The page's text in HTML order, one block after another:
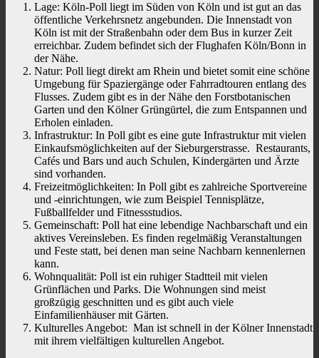
Lage: Köln-Poll liegt im Süden von Köln und ist gut an das
öffentliche Verkehrsnetz angebunden. Die Innenstadt von
Köln ist mit der Straßenbahn oder dem Bus in kurzer Zeit
erreichbar. Zudem befindet sich der Flughafen Köln/Bonn in
der Nähe.
Natur: Poll liegt direkt am Rhein und bietet somit eine schöne
Umgebung für Spaziergänge oder Fahrradtouren entlang des
Flusses. Zudem gibt es in der Nähe den Forstbotanischen
Garten und den Kölner Grüngürtel, die zum Entspannen und
Erholen einladen.
Infrastruktur: In Poll gibt es eine gute Infrastruktur mit vielen
Einkaufsmöglichkeiten auf der Sieburgerstrasse. Restaurants,
Cafés und Bars und auch Schulen, Kindergärten und Ärzte
sind vorhanden.
Freizeitmöglichkeiten: In Poll gibt es zahlreiche Sportvereine
und -einrichtungen, wie zum Beispiel Tennisplätze,
Fußballfelder und Fitnessstudios.
Gemeinschaft: Poll hat eine lebendige Nachbarschaft und ein
aktives Vereinsleben. Es finden regelmäßig Veranstaltungen
und Feste statt, bei denen man seine Nachbarn kennenlernen
kann.
Wohnqualität: Poll ist ein ruhiger Stadtteil mit vielen
Grünflächen und Parks. Die Wohnungen sind meist
großzügig geschnitten und es gibt auch viele
Einfamilienhäuser mit Gärten.
Kulturelles Angebot: Man ist schnell in der Kölner Innenstadt
mit ihrem vielfältigen kulturellen Angebot.